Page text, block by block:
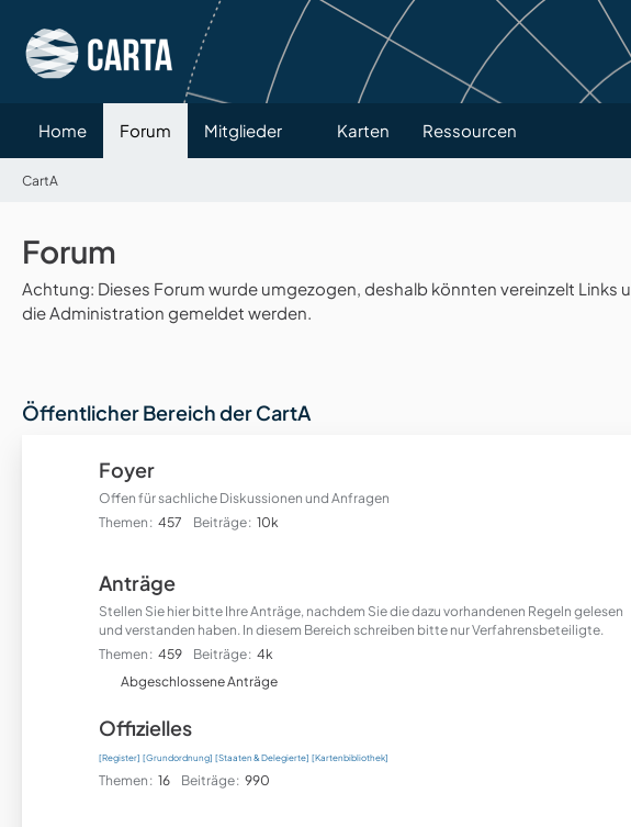
Home Forum Mitglieder Karten Ressourcen
CartA
Forum
Achtung: Dieses Forum wurde umgezogen, deshalb könnten vereinzelt
die Administration gemeldet werden.
Öffentlicher Bereich der CartA
Foyer
Offen für sachliche Diskussionen und Anfragen
Themen
457 Beiträge 10k
Anträge
Stellen Sie hier bitte Ihre Anträge, nachdem Sie die dazu vorhandenen Regeln gelesen
und verstanden haben. In diesem Bereich schreiben bitte nur Verfahrensbeteiligte.
Themen
459 Beiträge 4k
t
e
r
Abgeschlossene Anträge
Offizielles
[Register] [Grundordnung] [Staaten & Delegierte] [Kartenbibliothek]
Themen 16 Beiträge 990